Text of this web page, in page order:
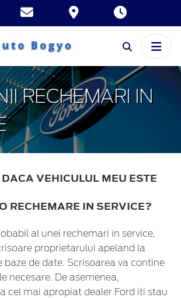
RECHEMARI IN
VEHICULUL MEU ESTE
RECHEMARE IN SERVICE?
al unei rechemari in service,
proprietarului apeland la
baze de date. Scrisoarea va contine
necesare. De asemenea,
cel mai apropiat dealer Ford iti stau